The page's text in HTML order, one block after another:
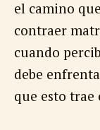
el camino
contraer
cuando
debe
que esto trae